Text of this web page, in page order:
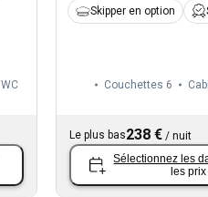
WC
Skipper en option
Couchettes 6
Le plus bas238 €/ nuit
Sélectionnez les
les